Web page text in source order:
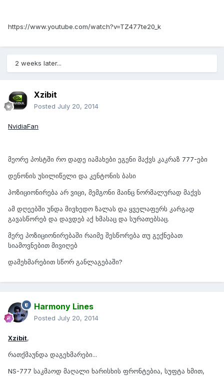
https://www.youtube.com/watch?v=TZ477te20_k
2 weeks later...
Xzibit
Posted July 20, 2014
NvidiaFan
მეორე პოსტში რო დადე იამახები ეგენი მაქვს კაკრაზ 777-ები
დენონის უსილიწელი და კენტონის ბასი
პოზიციონირება არ ვიცი, მემგონი მაინც ნორმალურად მაქვს
ამ დღეებში უნდა მივხედო ზალას და ყველაფერს კარგად
გავასწორებ და დავდებ აქ ხმასაც და სურათებსაც.
მერე პოზიციონირებაში რაიმე შესწორება თუ გექნებათ
სიამოვნებით მივიღებ
დამეხმარებით სწორ განლაგებაში?
Harmony Lines
Posted July 20, 2014
Xzibit,
რათქმაუნდა დაგეხმარები...
NS-777 საკმაოდ მაღალი ხარისხის ფრონტებია, სუფტა ხმით,